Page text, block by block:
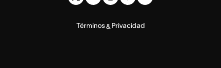
Términos& Privacidad